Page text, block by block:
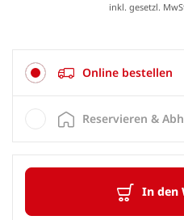
inkl. gesetzl.
Online bestellen
In den
Reservieren &